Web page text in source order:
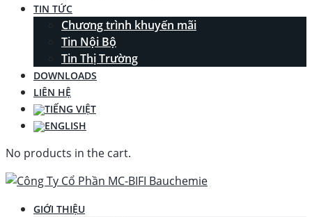
TIN TỨC
Chương trình khuyến mãi
Tin Nội Bộ
Tin Thị Trường
DOWNLOADS
LIÊN HỆ
No products in the cart.
GIỚI THIỆU